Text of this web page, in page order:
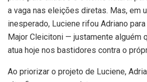
a vaga nas eleições diretas. Mas, em
inesperado, Luciene rifou Adriano
Major Cleicitoni — justamente alguém
atua hoje nos bastidores contra o
Ao priorizar o projeto de Luciene,